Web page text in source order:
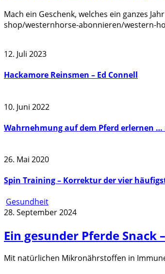
Mach ein Geschenk, welches ein ganzes
shop/westernhorse-abonnieren/western-
12. Juli 2023
Hackamore Reinsmen – Ed Connell
10. Juni 2022
Wahrnehmung auf dem Pferd erlernen …
26. Mai 2020
Spin Training – Korrektur der vier
Gesundheit
28. September 2024
Ein gesunder Pferde
Mit natürlichen Mikronährstoffen in